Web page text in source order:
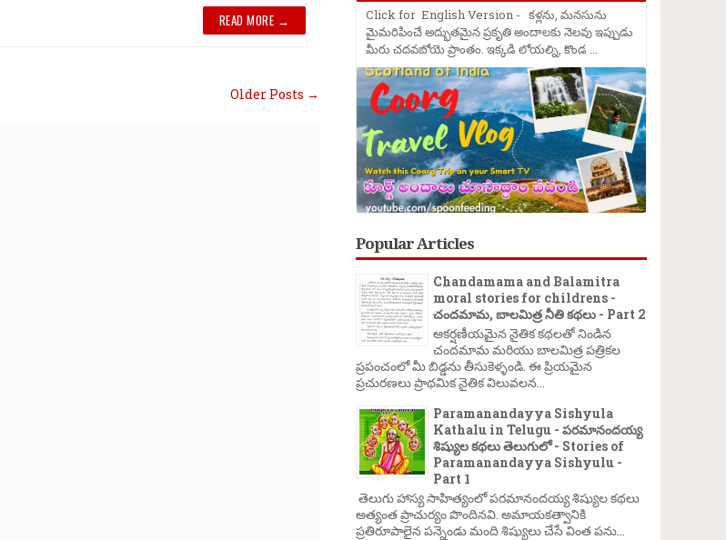
READ MORE →
Older Posts →
Click for English Version - కళ్లను, మనసును
మైమరిపించే అద్భుతమైన ప్రకృతి అందాలకు నెలవు ఇప్పుడు
మీరు చదవబోయె ప్రాంతం. ఇక్కడి లోయల్ని, కొండ ...
Popular Articles
Chandamama and Balamitra
moral stories for childrens -
చందమామ, బాలమిత్ర నీతి కథలు - Part 2
ఆకర్షణీయమైన నైతిక కథలతో నిండిన
చందమామ మరియు బాలమిత్ర పత్రికల
ప్రపంచంలో మీ బిడ్డను తీసుకెళ్ళండి. ఈ ప్రియమైన
ప్రచురణలు ప్రాథమిక నైతిక విలువలన...
Paramanandayya Sishyula
Kathalu in Telugu - పరమానందయ్య
శిష్యుల కథలు తెలుగులో - Stories of
Paramanandayya Sishyulu -
Part 1
తెలుగు హాస్య సాహిత్యంలో పరమానందయ్య శిష్యుల కథలు
అత్యంత ప్రాచుర్యం పొందినవి. అమాయకత్వానికి
ప్రతిరూపాలైన పన్నెండు మంది శిష్యులు చేసే వింత పను...